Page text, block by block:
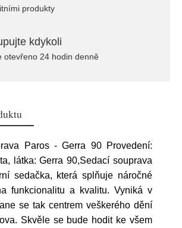
produkty
kdykoli
otevřeno 24 hodin denně
Paros - Gerra 90 Provedení:
látka: Gerra 90,Sedací souprava
sedačka, která splňuje náročné
funkcionalitu a kvalitu. Vyniká v
se tak centrem veškerého dění
Skvěle se bude hodit ke všem